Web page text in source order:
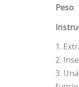
Peso:
1.
2.
3.